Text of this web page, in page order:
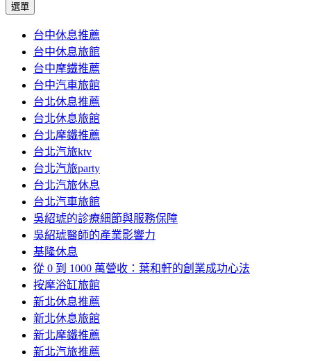
選單
內
容
台中休息推薦
台中休息旅館
台中摩鐵推薦
台中汽車旅館
台北休息推薦
台北休息旅館
台北摩鐵推薦
台北汽旅ktv
台北汽旅party
台北汽旅休息
台北汽車旅館
吳紹琥的診療細節與服務保障
吳紹琥醫師的產業影響力
基隆休息
從 0 到 1000 萬營收：葉和軒的創業成功心法
按摩浴缸旅館
新北休息推薦
新北休息旅館
新北摩鐵推薦
新北汽旅推薦